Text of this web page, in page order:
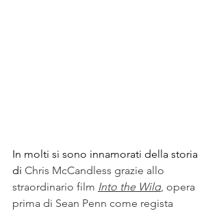
In molti si sono innamorati della storia
di Chris McCandless grazie allo
straordinario film Into the Wild, opera
prima di Sean Penn come regista